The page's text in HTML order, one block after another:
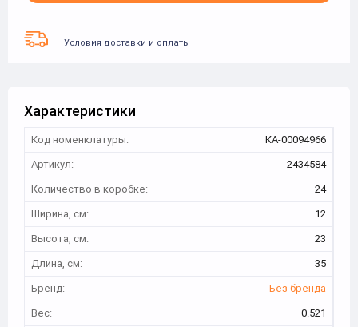
Условия доставки и оплаты
Характеристики
Код номенклатуры:
КА-00094966
Артикул:
2434584
Количество в коробке:
24
Ширина, см:
12
Высота, см:
23
Длина, см:
35
Бренд:
Без бренда
Вес:
0.521